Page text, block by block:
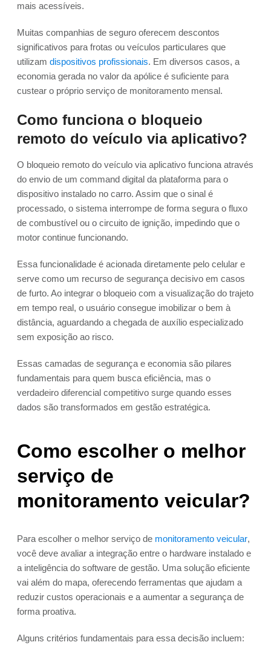
mais acessíveis.
Muitas companhias de seguro oferecem descontos
significativos para frotas ou veículos particulares que
utilizam dispositivos profissionais. Em diversos casos, a
economia gerada no valor da apólice é suficiente para
custear o próprio serviço de monitoramento mensal.
Como funciona o bloqueio
remoto do veículo via aplicativo?
O bloqueio remoto do veículo via aplicativo funciona através
do envio de um command digital da plataforma para o
dispositivo instalado no carro. Assim que o sinal é
processado, o sistema interrompe de forma segura o fluxo
de combustível ou o circuito de ignição, impedindo que o
motor continue funcionando.
Essa funcionalidade é acionada diretamente pelo celular e
serve como um recurso de segurança decisivo em casos
de furto. Ao integrar o bloqueio com a visualização do trajeto
em tempo real, o usuário consegue imobilizar o bem à
distância, aguardando a chegada de auxílio especializado
sem exposição ao risco.
Essas camadas de segurança e economia são pilares
fundamentais para quem busca eficiência, mas o
verdadeiro diferencial competitivo surge quando esses
dados são transformados em gestão estratégica.
Como escolher o melhor
serviço de
monitoramento veicular?
Para escolher o melhor serviço de monitoramento veicular,
você deve avaliar a integração entre o hardware instalado e
a inteligência do software de gestão. Uma solução eficiente
vai além do mapa, oferecendo ferramentas que ajudam a
reduzir custos operacionais e a aumentar a segurança de
forma proativa.
Alguns critérios fundamentais para essa decisão incluem: